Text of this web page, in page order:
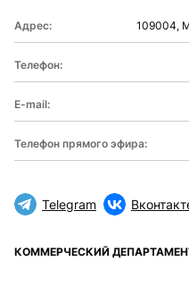
Адрес: 109004,
Телефон:
E-mail:
Телефон прямого эфира:
Telegram
КОММЕРЧЕСКИЙ